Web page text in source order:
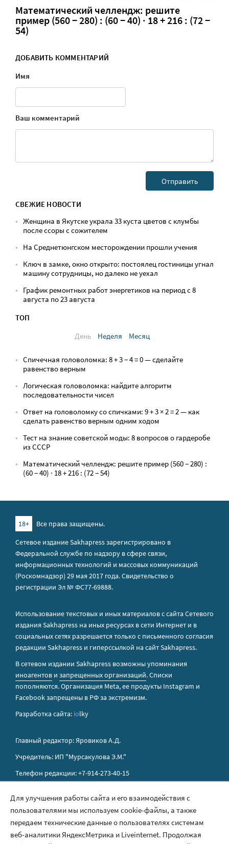
Математический челлендж: решите
пример (560 − 280) : (60 − 40) · 18 + 216 : (72 −
54)
ДОБАВИТЬ КОММЕНТАРИЙ
Имя
Ваш комментарий
СВЕЖИЕ НОВОСТИ
Женщина в Якутске украла 33 куста цветов с клумбы
после ссоры с сожителем
На Среднетюнгском месторождении прошли учения
Ключ в замке, окно открыто: постоялец гостиницы угнал
машину сотрудницы, но далеко не уехал
График ремонтных работ энергетиков на период с 8
августа по 23 августа
ТОП
День
Неделя Месяц
Спичечная головоломка: 8 + 3 − 4 = 0 — сделайте
равенство верным
Логическая головоломка: найдите алгоритм
последовательности чисел
Ответ на головоломку со спичками: 9 + 3 × 2 = 2 — как
сделать равенство верным одним ходом
Тест на знание советской моды: 8 вопросов о гардеробе
из СССР
Математический челлендж: решите пример (560 − 280) :
(60 − 40) · 18 + 216 : (72 − 54)
18+
Все права защищены.
Сетевое издание Sakhapress зарегистрировано в
Федеральной службе по надзору в сфере связи,
информационных технологий и массовых коммуникаций
(Роскомнадзор) 29 мая 2017 года. Свидетельство о
регистрации Эл № ФС77-69888.
Использование текстовых и иных материалов с сайта Сетевого
издания Sakhapress на иных ресурсах в сети Интернет и в
социальных сетях разрешается только с письменного согласия
редакции Sakhapress и гиперссылкой на сайт Sakhapress.
В сетевом издании Sakhapress возможны упоминания
иноагентов и запрещенных организаций. Списки
пополняются. Организация Metа, ее продукты Instagram и
Facebook запрещены в РФ за экстремизм.
Разработка сайта: iolky
Главный редактор: Яровиков А.Д.
Учредитель: ИП "Мурсакулова Э.М."
Телефон редакции: +7-914-273-40-15
Правила сайта
Политика обработки персональных данных
Для улучшения работы сайта и его взаимодействия с
пользователями мы используем cookie-файлы, а также
передаем технические данные о пользователях системам
веб-аналитики ЯндексМетрика и Liveinternet. Продолжая